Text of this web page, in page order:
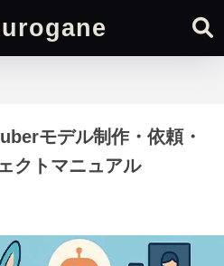
モデル制作・依頼・
クトマニュアル